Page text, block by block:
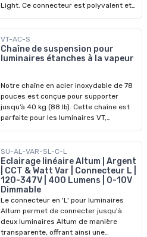
Light. Ce connecteur est polyvalent et
interconnectées. Spécialement conçu
pour s’intégrer parfaitement aux
lumières linéaires Altum, le connecteur
flexibilité de votre disposition
d’éclairage. CCT & Watt Var 120-347V
500 Lumens 0-10V Dimmable
VT-AC-S
Chaîne de suspension pour
luminaires étanches à la vapeur
Notre chaîne en acier inoxydable de 78
pouces est conçue pour supporter
jusqu’à 40 kg (88 lb). Cette chaîne est
parfaite pour les luminaires VT,
200 g (7,15 oz), il s’agit d’une solution
solide, robuste et polyvalente qui
convient à divers environnements. Il
peut fonctionner efficacement à des
températures allant de -40°C à 40°C,
garantissant une durabilité et des
performances optimales dans diverses
conditions.
SU-AL-VAR-SL-C-L
Éclairage linéaire Altum | Argent
| CCT & Watt Var | Connecteur L |
120-347V | 400 Lumens | 0-10V
Dimmable
Le connecteur en 'L' pour luminaires
Altum permet de connecter jusqu'à
deux luminaires Altum de manière
transparente, offrant ainsi une